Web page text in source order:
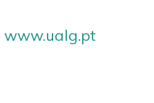
www.ualg.pt